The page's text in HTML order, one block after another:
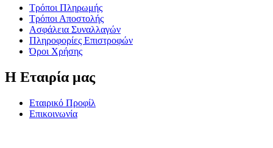
Τρόποι Πληρωμής
Τρόποι Αποστολής
Ασφάλεια Συναλλαγών
Πληροφορίες Επιστροφών
Όροι Χρήσης
Η Εταιρία μας
Εταιρικό Προφίλ
Επικοινωνία